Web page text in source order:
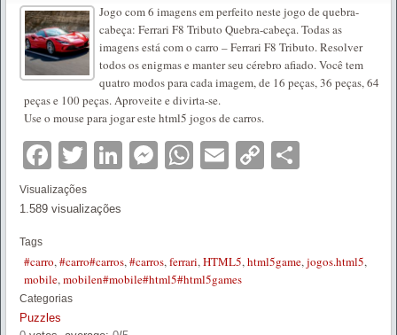
Jogo com 6 imagens em perfeito neste jogo de quebra-
cabeça: Ferrari F8 Tributo Quebra-cabeça. Todas as
imagens está com o carro – Ferrari F8 Tributo. Resolver
todos os enigmas e manter seu cérebro afiado. Você tem
quatro modos para cada imagem, de 16 peças, 36 peças, 64
peças e 100 peças. Aproveite e divirta-se.
Use o mouse para jogar este html5 jogos de carros.
Facebook
TwitterLinkedIn
Messenger
WhatsApp
EmailCopy
Visualizações
1.589 visualizações
Tags
#carro,#carro#carros,#carros,ferrari,HTML5,html5game,jogos.html5,
mobile,mobilen#mobile#html5#html5games
Categorias
Puzzles